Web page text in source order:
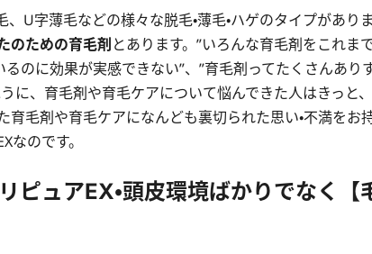
U字薄毛などの様々な脱毛・薄毛・ハゲのタイプがありま
のための育毛剤とあります。”いろんな育毛剤をこれま
るのに効果が実感できない”、”育毛剤ってたくさんあ
に、育毛剤や育毛ケアについて悩んできた人はきっと
育毛剤や育毛ケアになんども裏切られた思い・不満を
なのです。
ピュアEX・頭皮環境ばかりでなく